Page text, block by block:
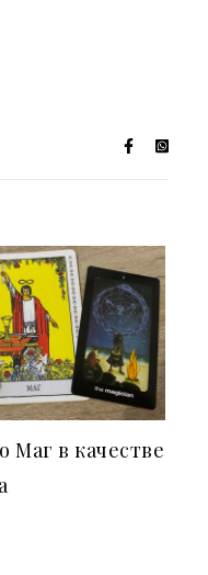
Маг в качестве